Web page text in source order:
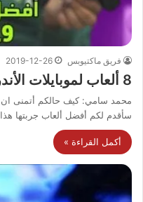
فريق ماكتيوبس 2019-12-26
8 ألعاب لموبايلات الأندرويد لعام 2019
محمد سامي: كيف حالكم أتمنى ان
سأقدم لكم أفضل ألعاب جربتها
أكمل القراءة »